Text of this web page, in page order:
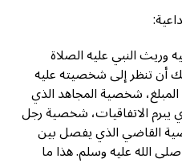
النبي عليه الصلاة
أن تنظر إلى شخصيته عليه
شخصية المجاهد الذي
يبرم الاتفاقيات، شخصية رجل
القاضي الذي يفصل بين
الله عليه وسلم. هذا ما